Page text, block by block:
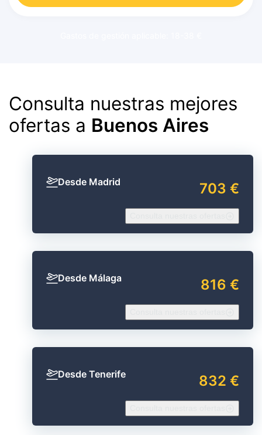
Consulta nuestras mejores
ofertas a Buenos Aires
Desde Madrid 703 €
Desde Málaga 816 €
Desde Tenerife 832 €